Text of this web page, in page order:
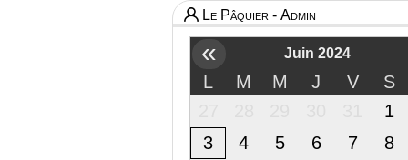
Le Pâquier - Admin
« Juin 2024
L M M J V
S
1
3
4 5 6 7
8